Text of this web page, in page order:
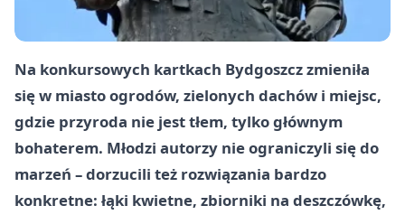
Na konkursowych kartkach Bydgoszcz zmieniła
się w miasto ogrodów, zielonych dachów i miejsc,
gdzie przyroda nie jest tłem, tylko głównym
bohaterem. Młodzi autorzy nie ograniczyli się do
marzeń – dorzucili też rozwiązania bardzo
konkretne: łąki kwietne, zbiorniki na deszczówkę,